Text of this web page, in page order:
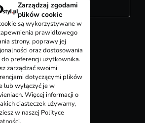
szynoprzewodów
12, 94-058 Łódź
Zarządzaj zgodami
plików cookie
są wykorzystywane w
prawidłowego
strony, poprawy jej
oraz dostosowania
preferencji użytkownika.
zarządzać swoimi
dotyczącymi plików
lub wyłączyć je w
Więcej informacji o
ciasteczek używamy,
w naszej Polityce